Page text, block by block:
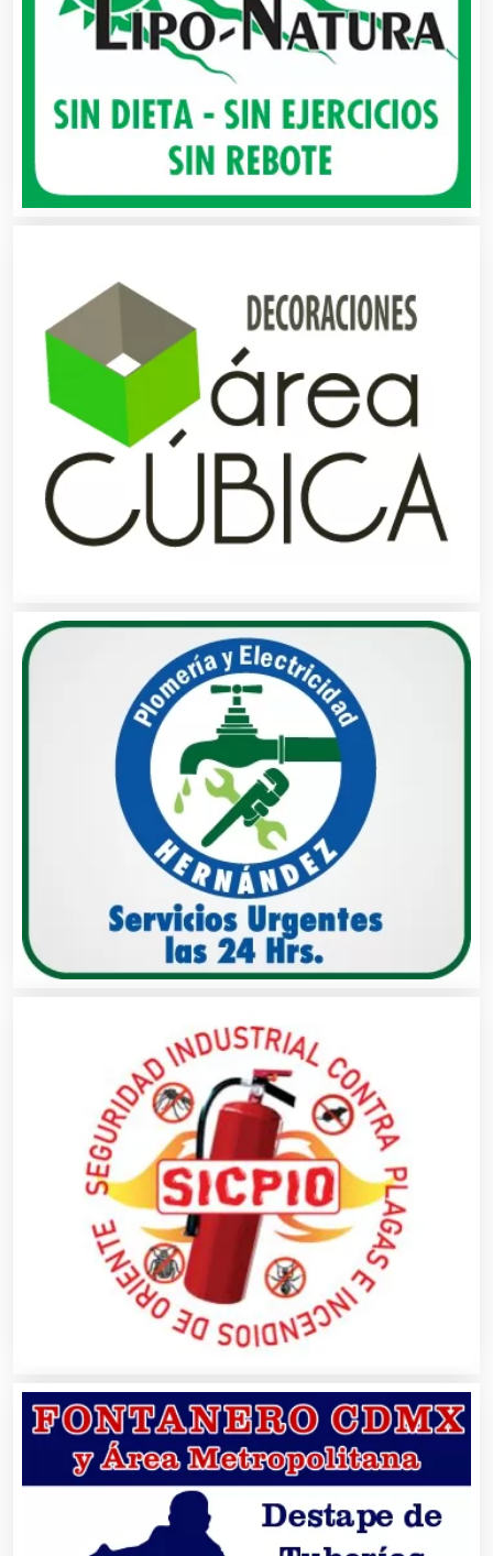
Audios para Eventos
Automatización
Autopartes Eléctricas
Avaluos
Balnearios
Bancos
Bares y Cantinas
Basculas
Bebidas
Bordados y Estampados
Buceo
Cafeterías
Cajas de Ahorro
Cámaras de Comercio
Camiones para Fletes
Cancelería de Aluminio
Capacitación